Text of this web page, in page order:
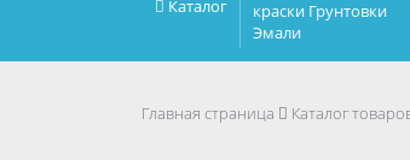
Каталог
краски Грунтовки
Эмали
Главная страница Каталог